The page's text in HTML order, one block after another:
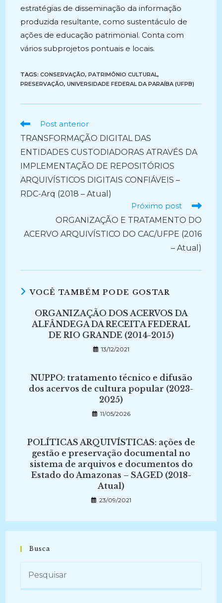
estratégias de disseminação da informação
produzida resultante, como sustentáculo de
ações de educação patrimonial. Conta com
vários subprojetos pontuais e locais.
TAGS:CONSERVAÇÃO, PATRIMÔNIO CULTURAL,
PRESERVAÇÃO, UNIVERSIDADE FEDERAL DA PARAÍBA (UFPB)
Ler
artigos
Post anterior
TRANSFORMAÇÃO DIGITAL DAS
ENTIDADES CUSTODIADORAS ATRAVÉS DA
IMPLEMENTAÇÃO DE REPOSITÓRIOS
ARQUIVÍSTICOS DIGITAIS CONFIÁVEIS –
RDC-Arq (2018 – Atual)
Próximo post
ORGANIZAÇÃO E TRATAMENTO DO
ACERVO ARQUIVÍSTICO DO CAC/UFPE (2016
– Atual)
VOCÊ TAMBÉM PODE GOSTAR
ORGANIZAÇÃO DOS ACERVOS DA
ALFÂNDEGA DA RECEITA FEDERAL
DE RIO GRANDE (2014-2015)
13/12/2021
NUPPO: tratamento técnico e difusão
dos acervos de cultura popular (2023-
2025)
11/05/2026
POLÍTICAS ARQUIVÍSTICAS: ações de
gestão e preservação documental no
sistema de arquivos e documentos do
Estado do Amazonas – SAGED (2018-
Atual)
23/09/2021
Busca